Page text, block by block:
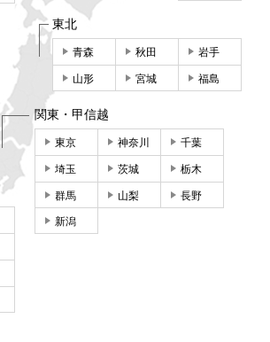
東北
青森 秋田 岩手
山形 宮城 福島
関東・甲信越
東京 神奈川 千葉
埼玉 茨城 栃木
群馬 山梨 長野
新潟